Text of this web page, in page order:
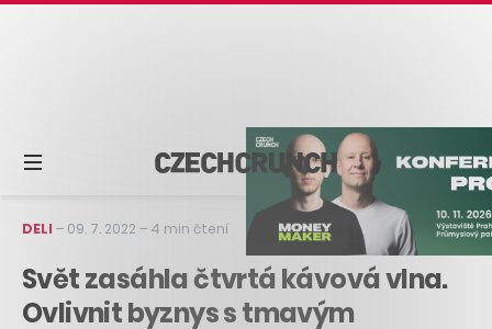
DELI – 09. 7. 2022 – 4 min čtení
Svět zasáhla čtvrtá kávová vlna.
Ovlivnit byznys s tmavým